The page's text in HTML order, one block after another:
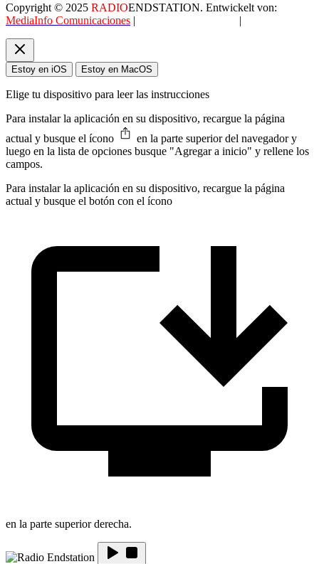
Copyright © 2025 RADIOENDSTATION. Entwickelt von:
MediaInfo Comunicaciones | |
Estoy en iOS Estoy en MacOS
Elige tu dispositivo para leer las instrucciones
Para instalar la aplicación en su dispositivo, recargue la página
actual y busque el ícono
en la parte superior del navegador y
luego en la lista de opciones busque "Agregar a inicio" y rellene los
campos.
Para instalar la aplicación en su dispositivo, recargue la página
actual y busque el botón con el ícono
en la parte superior derecha.